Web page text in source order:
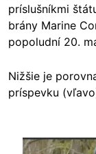
príslušníkmi
brány Marine
popoludní 20.
Nižšie je
príspevku
Image